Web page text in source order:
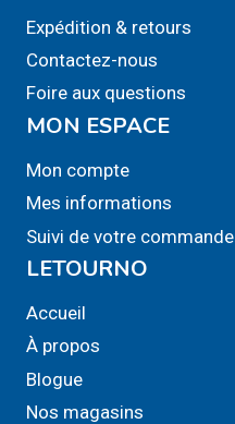
Expédition & retours
Contactez-nous
Foire aux questions
MON ESPACE
Mon compte
Mes informations
Suivi de votre commande
LETOURNO
Accueil
À propos
Blogue
Nos magasins